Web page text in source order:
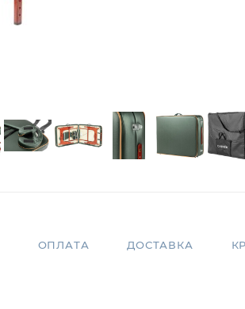
ОПЛАТА ДОСТАВКА